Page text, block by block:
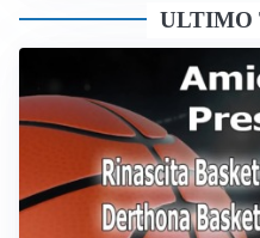
ULTIMO